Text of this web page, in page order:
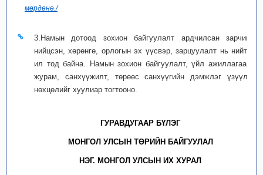
мөрдөнө./
3.Намын дотоод зохион байгуулалт ардчилсан зарчимд
нийцсэн, хөрөнгө, орлогын эх үүсвэр, зарцуулалт нь нийтэд
ил тод байна. Намын зохион байгуулалт, үйл ажиллагааны
журам, санхүүжилт, төрөөс санхүүгийн дэмжлэг үзүүлэх
нөхцөлийг хуулиар тогтооно.
ГУРАВДУГААР БҮЛЭГ
МОНГОЛ УЛСЫН ТӨРИЙН БАЙГУУЛАЛ
НЭГ. МОНГОЛ УЛСЫН ИХ ХУРАЛ